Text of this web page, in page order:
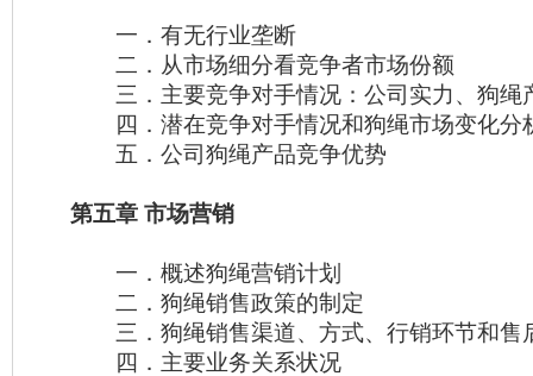
一．有无行业垄断
二．从市场细分看竞争者市场份额
三．主要竞争对手情况：公司实力、狗绳
四．潜在竞争对手情况和狗绳市场变化分
五．公司狗绳产品竞争优势
第五章 市场营销
一．概述狗绳营销计划
二．狗绳销售政策的制定
三．狗绳销售渠道、方式、行销环节和售
四．主要业务关系状况